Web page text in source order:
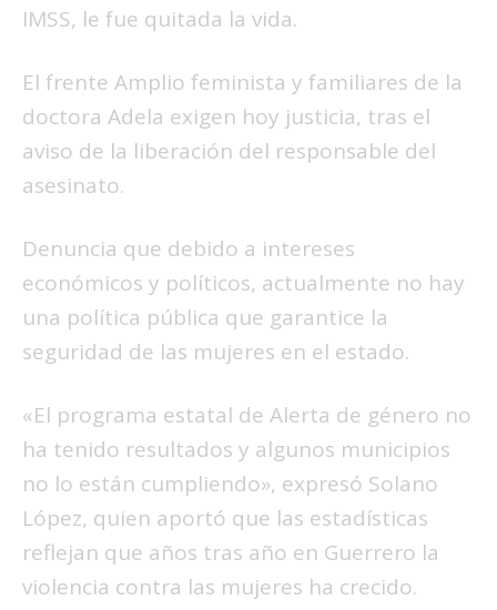
IMSS, le fue quitada la vida.
El frente Amplio feminista y familiares de la
doctora Adela exigen hoy justicia, tras el
aviso de la liberación del responsable del
asesinato.
Denuncia que debido a intereses
económicos y políticos, actualmente no hay
una política pública que garantice la
seguridad de las mujeres en el estado.
«El programa estatal de Alerta de género no
ha tenido resultados y algunos municipios
no lo están cumpliendo», expresó Solano
López, quien aportó que las estadísticas
reflejan que años tras año en Guerrero la
violencia contra las mujeres ha crecido.